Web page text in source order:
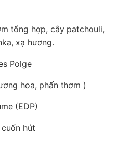
tổng hợp, cây patchouli,
xạ hương.
Polge
hoa, phấn thơm )
(EDP)
hút